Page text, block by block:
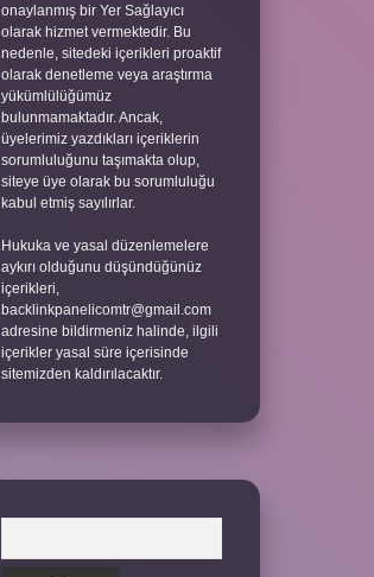
onaylanmış bir Yer Sağlayıcı
olarak hizmet vermektedir. Bu
nedenle, sitedeki içerikleri proaktif
olarak denetleme veya araştırma
yükümlülüğümüz
bulunmamaktadır. Ancak,
üyelerimiz yazdıkları içeriklerin
sorumluluğunu taşımakta olup,
siteye üye olarak bu sorumluluğu
kabul etmiş sayılırlar.
Hukuka ve yasal düzenlemelere
aykırı olduğunu düşündüğünüz
içerikleri,
backlinkpanelicomtr@gmail.com
adresine bildirmeniz halinde, ilgili
içerikler yasal süre içerisinde
sitemizden kaldırılacaktır.